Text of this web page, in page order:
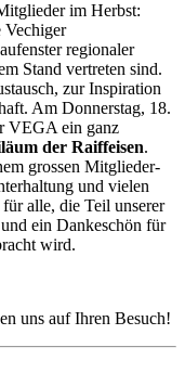
im Herbst:
Vechiger
regionaler
Stand vertreten sind.
zur Inspiration
Am Donnerstag, 18.
VEGA ein ganz
der Raiffeisen.
grossen Mitglieder-
und vielen
alle, die Teil unserer
ein Dankeschön für
wird.
uns auf Ihren Besuch!